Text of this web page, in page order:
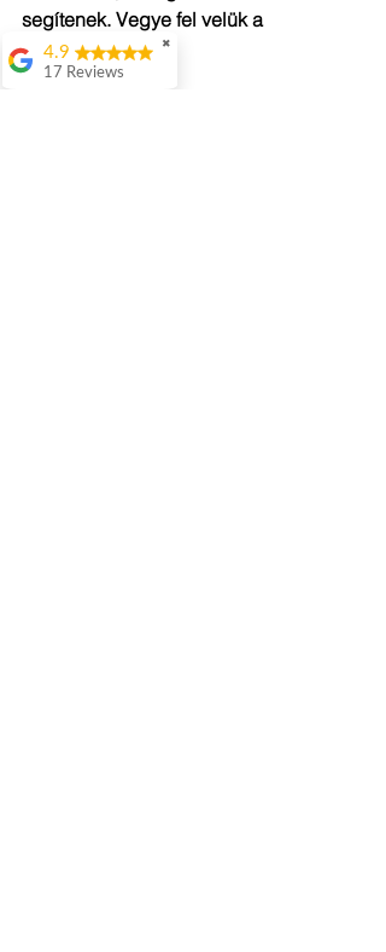
segítenek. Vegye fel velük a
kapcsolatot! ✖
4.9
17 Reviews